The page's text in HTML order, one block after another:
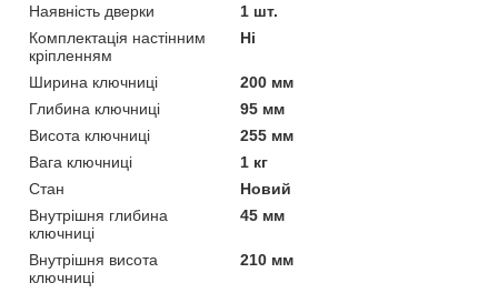
Наявність дверки
1 шт.
Комплектація настінним
кріпленням
Ні
Ширина ключниці
200 мм
Глибина ключниці
95 мм
Висота ключниці
255 мм
Вага ключниці
1 кг
Стан
Новий
Внутрішня глибина
ключниці
45 мм
Внутрішня висота
ключниці
210 мм